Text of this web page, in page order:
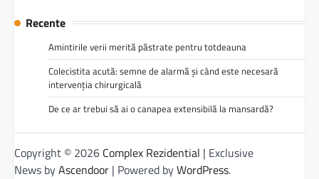
Recente
Amintirile verii merită păstrate pentru totdeauna
Colecistita acută: semne de alarmă și când este necesară
intervenția chirurgicală
De ce ar trebui să ai o canapea extensibilă la mansardă?
Copyright © 2026 Complex Rezidential | Exclusive
News byAscendoor | Powered byWordPress.